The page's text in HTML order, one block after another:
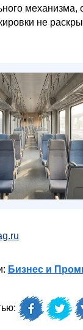
механизма,
не
Бизнес и